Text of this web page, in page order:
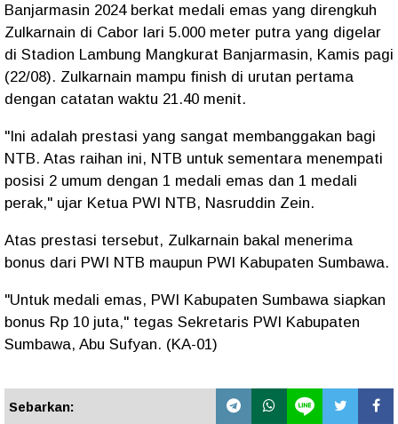
Banjarmasin 2024 berkat medali emas yang direngkuh
Zulkarnain di Cabor lari 5.000 meter putra yang digelar
di Stadion Lambung Mangkurat Banjarmasin, Kamis pagi
(22/08). Zulkarnain mampu finish di urutan pertama
dengan catatan waktu 21.40 menit.
"Ini adalah prestasi yang sangat membanggakan bagi
NTB. Atas raihan ini, NTB untuk sementara menempati
posisi 2 umum dengan 1 medali emas dan 1 medali
perak," ujar Ketua PWI NTB, Nasruddin Zein.
Atas prestasi tersebut, Zulkarnain bakal menerima
bonus dari PWI NTB maupun PWI Kabupaten Sumbawa.
"Untuk medali emas, PWI Kabupaten Sumbawa siapkan
bonus Rp 10 juta," tegas Sekretaris PWI Kabupaten
Sumbawa, Abu Sufyan. (KA-01)
Sebarkan: